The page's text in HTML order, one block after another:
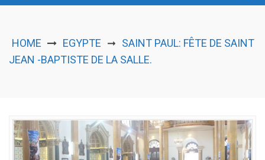
HOME EGYPTE ➞ SAINT PAUL: FÊTE DE SAINT
JEAN -BAPTISTE DE LA SALLE.